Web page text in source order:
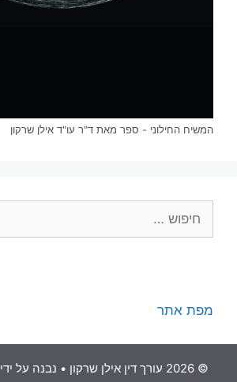
המשיח החילוני - ספר מאת ד"ר עו"ד אילן שרקון
מפת אתר
© 2026 עורך דין אילן שרקון • נבנה על ידי